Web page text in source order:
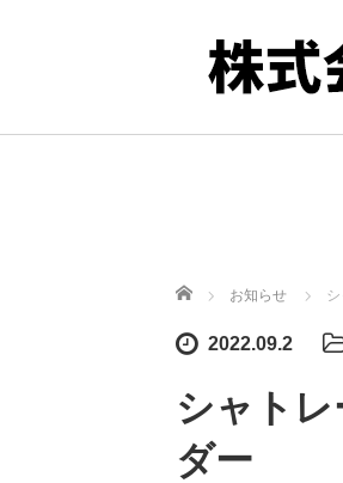
ホーム お知らせ
2022.09.2
シャト
ダー